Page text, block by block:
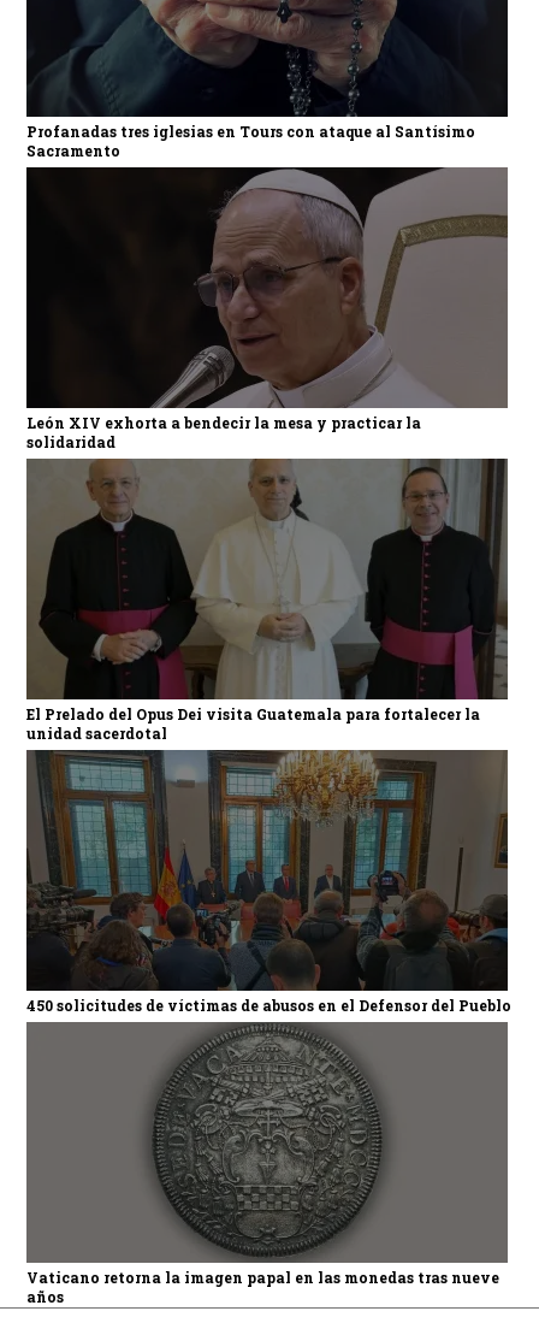
Profanadas tres iglesias en Tours con ataque al Santísimo
Sacramento
León XIV exhorta a bendecir la mesa y practicar la
solidaridad
El Prelado del Opus Dei visita Guatemala para fortalecer la
unidad sacerdotal
450 solicitudes de víctimas de abusos en el Defensor del Pueblo
Vaticano retorna la imagen papal en las monedas tras nueve
años